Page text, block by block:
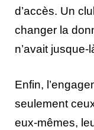
d’accès. Un
changer la
n’avait
Enfin,
seulement
eux-mêmes,